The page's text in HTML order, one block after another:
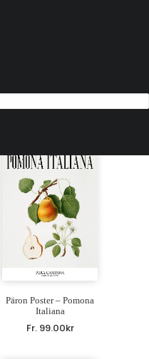
Päron Poster – Pomona
Italiana
Fr. 99.00kr